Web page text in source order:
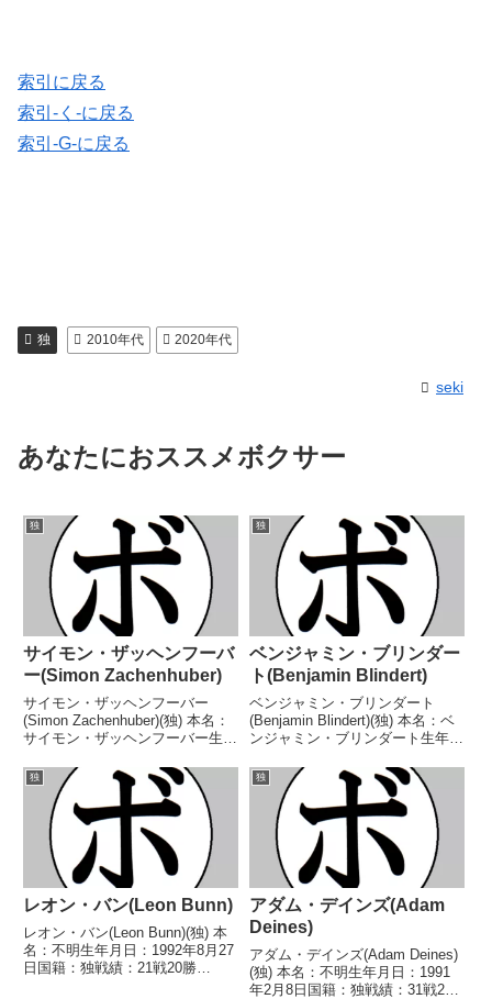
索引に戻る
索引-く-に戻る
索引-G-に戻る
独 2010年代 2020年代
seki
あなたにおススメボクサー
独
サイモン・ザッヘンフーバ
ー(Simon Zachenhuber)
サイモン・ザッヘンフーバー
(Simon Zachenhuber)(独) 本名：
サイモン・ザッヘンフーバー生年
績：31戦29勝(18KO)2敗 【獲得
タイトル】IBFミドル級ユース王
座BDB独インターナショナ...
独
ベンジャミン・ブリンダー
ト(Benjamin Blindert)
ベンジャミン・ブリンダート
(Benjamin Blindert)(独) 本名：ベ
ンジャミン・ブリンダート生年月
績：18戦14勝(10KO)2敗2分 【獲
得タイトル】CBCインターコン
チネンタルライトヘビー級...
独
レオン・バン(Leon Bunn)
レオン・バン(Leon Bunn)(独) 本
名：不明生年月日：1992年8月27
日国籍：独戦績：21戦20勝
独
アダム・デインズ(Adam
Deines)
アダム・デインズ(Adam Deines)
(独) 本名：不明生年月日：1991
年2月8日国籍：独戦績：31戦26